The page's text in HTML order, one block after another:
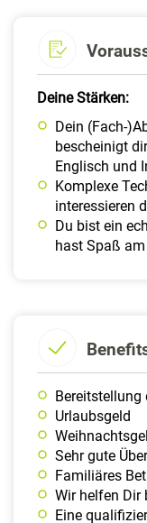
Deine Stärken:
Dein (Fach-
bescheinigt
Englisch und
Komplexe
interessieren
Du bist ein
hast Spaß
Bereit­stellung
Urlaubs­geld
Sehr gute
Familiäres
Wir helfen Dir
Eine